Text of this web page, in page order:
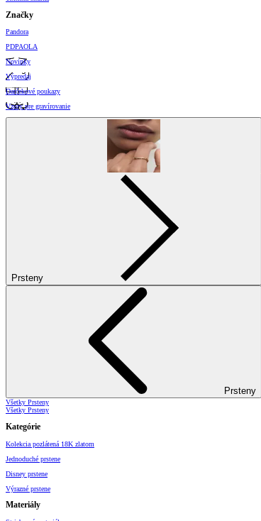
Značky
Pandora
PDPAOLA
Novinky
Výpredaj
Darčekové poukazy
Vzory pre gravírovanie
Prsteny
Prsteny
Všetky Prsteny
Všetky Prsteny
Kategórie
Kolekcia pozlátená 18K zlatom
Jednoduché prstene
Disney prstene
Výrazné prstene
Materiály